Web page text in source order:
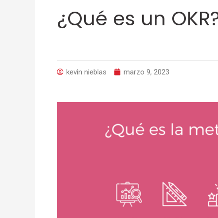
¿Qué es un
kevin nieblas marzo 9, 2023